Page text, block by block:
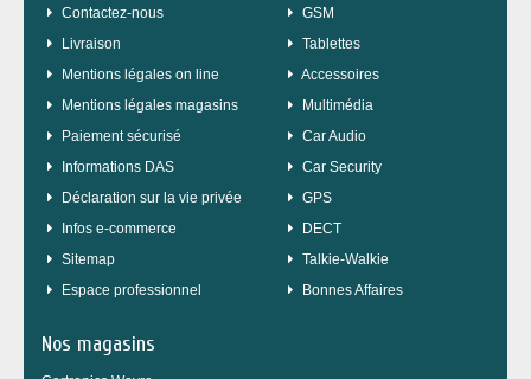
Contactez-nous
Livraison
Mentions légales on line
Mentions légales magasins
Paiement sécurisé
Informations DAS
Déclaration sur la vie privée
Infos e-commerce
sitemap
Espace professionnel
GSM
Tablettes
Accessoires
Multimédia
Car Audio
Car Security
GPS
DECT
Talkie-Walkie
Bonnes Affaires
Nos magasins